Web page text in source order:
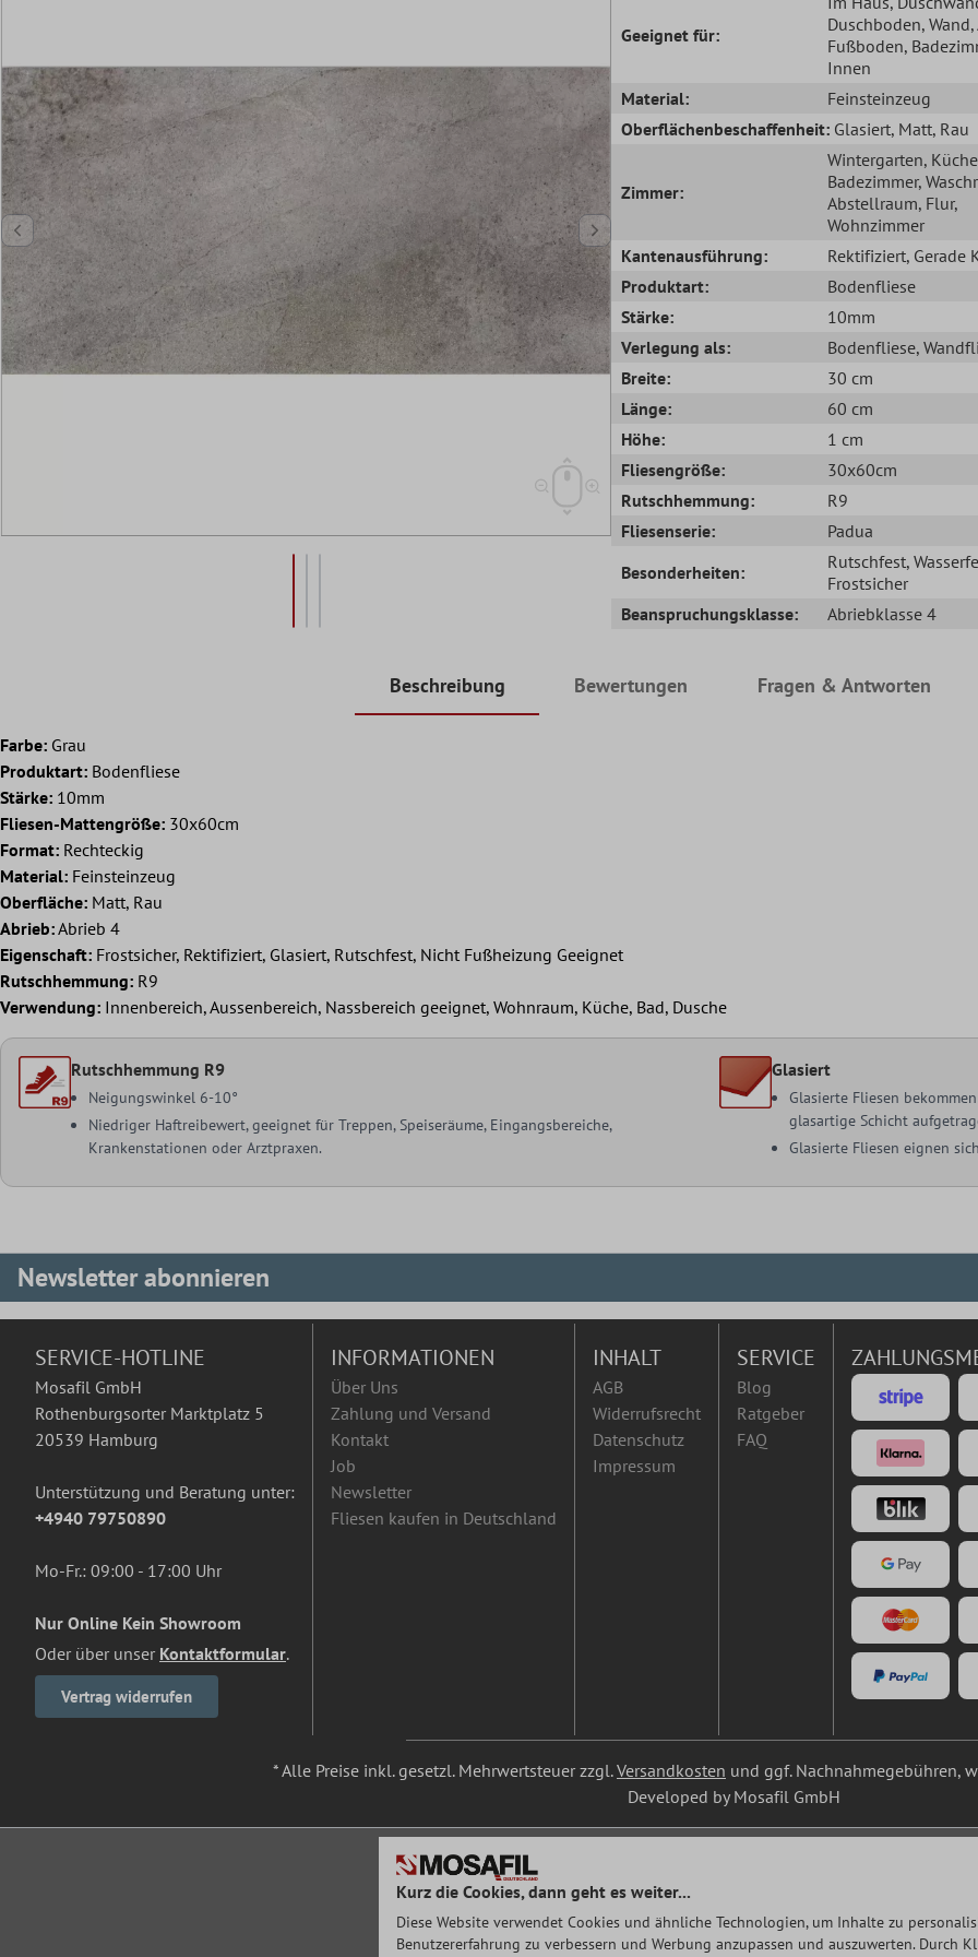
Geeignet für:
Duschboden, Wand
Fußboden,
Innen
Material:
Feinsteinzeug
Oberflächenbeschaffenheit: Glasiert, Matt, Rau
Zimmer:
Wintergarten, Küche
Badezimmer,
Abstellraum, Flur,
Wohnzimmer
Kantenausführung:
Rektifiziert, Gerade
Produktart:
Bodenfliese
Stärke:
10mm
Verlegung als:
Bodenfliese,
Breite:
30 cm
Länge:
60 cm
Höhe:
1 cm
Fliesengröße:
30x60cm
Rutschhemmung:
R9
Fliesenserie:
Padua
Besonderheiten:
Rutschfest,
Frostsicher
Beanspruchungsklasse:
Abriebklasse 4
Beschreibung Bewertungen Fragen & Antworten
Farbe: Grau
Produktart: Bodenfliese
Stärke: 10mm
Fliesen-Mattengröße: 30x60cm
Format: Rechteckig
Material: Feinsteinzeug
Oberfläche: Matt, Rau
Abrieb:Abrieb 4
Eigenschaft: Frostsicher, Rektifiziert, Glasiert, Rutschfest, Nicht Fußheizung Geeignet
Rutschhemmung: R9
Verwendung: Innenbereich, Aussenbereich, Nassbereich geeignet, Wohnraum, Küche, Bad, Dusche
Rutschhemmung R9
Neigungswinkel 6-10°
Niedriger Haftreibewert, geeignet für Treppen, Speiseräume, Eingangsbereiche,
Krankenstationen oder Arztpraxen.
Glasiert
Glasierte Fliesen
glasartige Schicht
Glasierte Fliesen eignen
Newsletter abonnieren
SERVICE-HOTLINE
Mosafil GmbH
Rothenburgsorter Marktplatz 5
20539 Hamburg
Unterstützung und Beratung unter:
+4940 79750890
Mo-Fr.: 09:00 - 17:00 Uhr
Nur Online Kein Showroom
Oder über unser Kontaktformular.
Vertrag widerrufen
INFORMATIONEN
Über Uns
Zahlung und Versand
Kontakt
Job
Newsletter
Fliesen kaufen in Deutschland
INHALT
AGB
Widerrufsrecht
Datenschutz
Impressum
SERVICE
Blog
Ratgeber
FAQ
* Alle Preise inkl. gesetzl. Mehrwertsteuer zzgl.Versandkosten und ggf. Nachnahmegebühren,
Developed by Mosafil GmbH
Kurz die Cookies, dann geht es weiter...
Diese Website verwendet Cookies und ähnliche Technologien, um Inhalte zu
Benutzererfahrung zu verbessern und Werbung anzupassen und auszuwerten. Durch